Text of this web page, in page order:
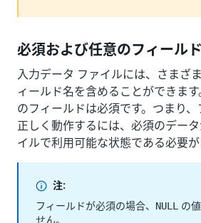
必須および任意のフィールド
入力データ ファイルには、さまざ
ィールド名を含めることができま
のフィールドは必須です。つまり
正しく動作するには、必須のデー
イルで利用可能な状態である必要が
注:
フィールドが必須の場合、
NULL
の
せん。